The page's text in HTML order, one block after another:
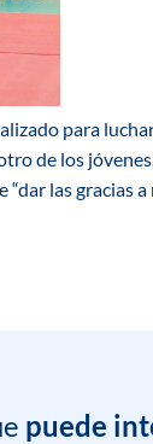
para
de los
las gracias
puede